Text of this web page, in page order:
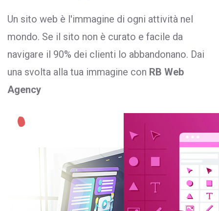
Un sito web è l'immagine di ogni attività nel
mondo. Se il sito non è curato e facile da
navigare il 90% dei clienti lo abbandonano. Dai
una svolta alla tua immagine con RB Web
Agency